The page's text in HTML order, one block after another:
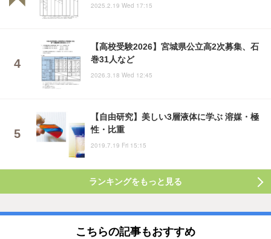
2025.2.19 Wed 17:15
【高校受験2026】宮城県公立高2次募集、石
巻31人など
2026.3.18 Wed 12:45
【自由研究】美しい3層液体に学ぶ 溶媒・極
性・比重
2019.7.19 Fri 15:15
ランキングをもっと見る
こちらの記事もおすすめ